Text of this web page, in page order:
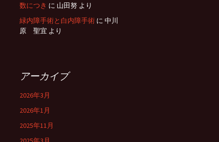
数につき に 山田努 より
緑内障手術と白内障手術 に 中川
原 聖宜 より
アーカイブ
2026年3月
2026年1月
2025年11月